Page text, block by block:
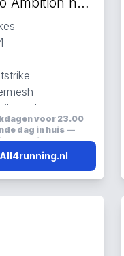
en
voor 23.00
dag in huis—
gratis